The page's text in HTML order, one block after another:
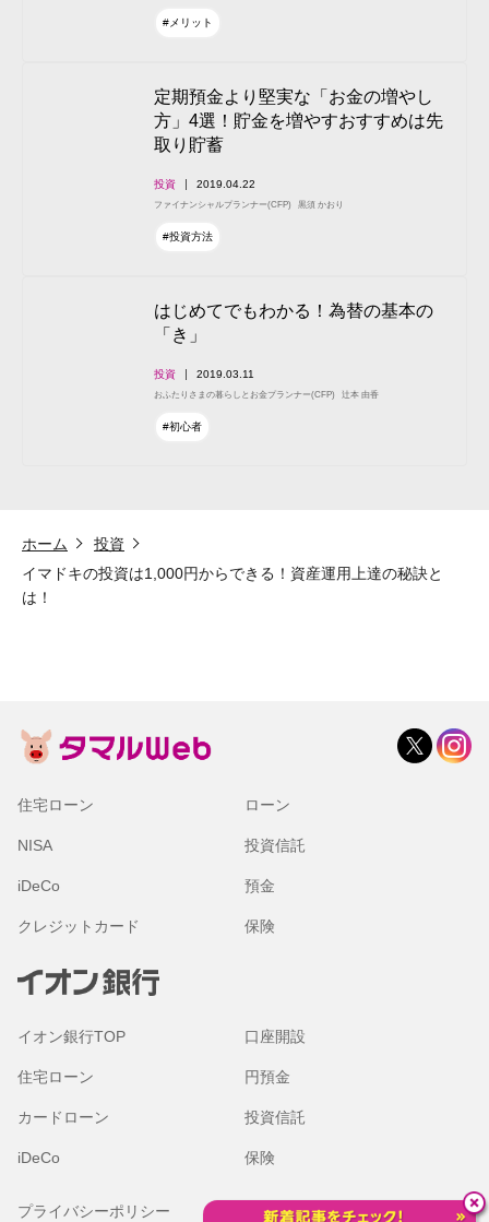
#メリット
定期預金より堅実な「お金の増やし
方」4選！貯金を増やすおすすめは先
取り貯蓄
投資 2019.04.22
ファイナンシャルプランナー(CFP) 黒須 かおり
#投資方法
はじめてでもわかる！為替の基本の
「き」
投資 2019.03.11
おふたりさまの暮らしとお金プランナー(CFP) 辻本 由香
#初心者
ホーム
投資
イマドキの投資は1,000円からできる！資産運用上達の秘訣と
は！
住宅ローン ローン
NISA 投資信託
iDeCo 預金
クレジットカード 保険
イオン銀行TOP 口座開設
住宅ローン 円預金
カードローン 投資信託
iDeCo 保険
プライバシーポリシー 金融商品勧誘方針